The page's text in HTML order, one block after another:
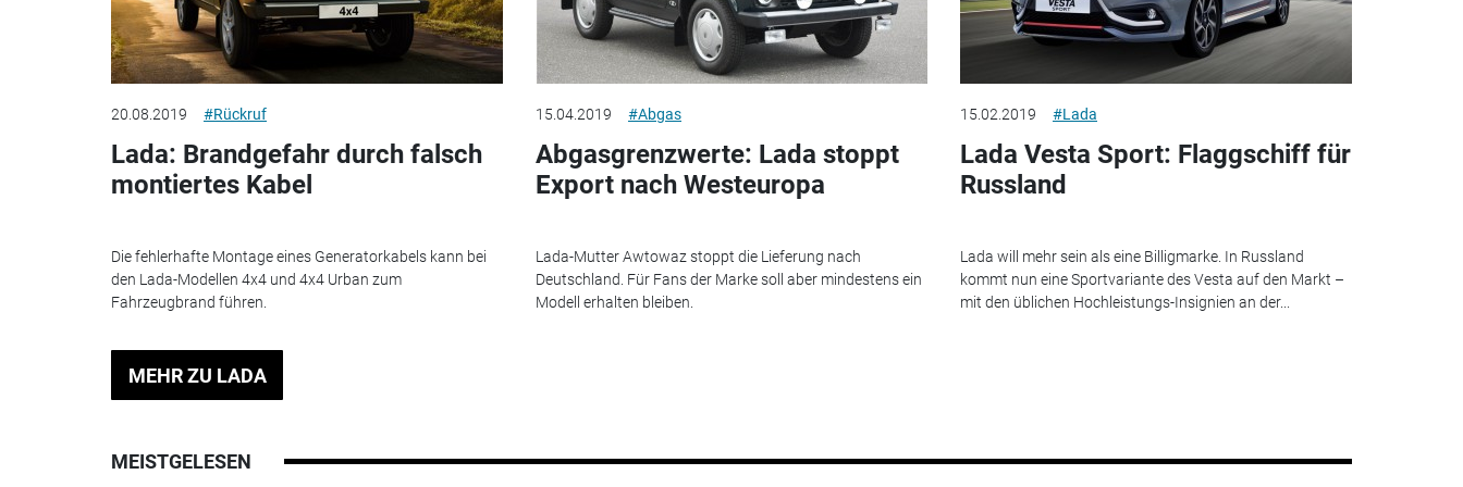
20.08.2019 #Rückruf
Lada: Brandgefahr durch falsch
montiertes Kabel
Die fehlerhafte Montage eines Generatorkabels kann bei
den Lada-Modellen 4x4 und 4x4 Urban zum
Fahrzeugbrand führen.
15.04.2019 #Abgas
Abgasgrenzwerte: Lada stoppt
Export nach Westeuropa
Lada-Mutter Awtowaz stoppt die Lieferung nach
Deutschland. Für Fans der Marke soll aber mindestens ein
Modell erhalten bleiben.
15.02.2019 #Lada
Lada Vesta Sport: Flaggschiff für
Russland
Lada will mehr sein als eine Billigmarke. In Russland
kommt nun eine Sportvariante des Vesta auf den Markt –
mit den üblichen Hochleistungs-Insignien an der...
MEHR ZU LADA
MEISTGELESEN